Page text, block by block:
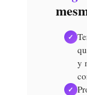
✓
y
✓